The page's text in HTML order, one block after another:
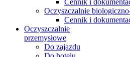
Cennik i
Oczyszczalnie
Cennik i
Oczyszczalnie
przemysłowe
Do zajazdu